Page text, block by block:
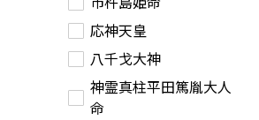
応神天皇
八千戈大神
神霊真柱平田篤胤大人
命